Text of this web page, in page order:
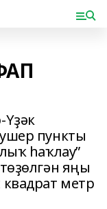
пункты
һаҡлау”
яңы
метр